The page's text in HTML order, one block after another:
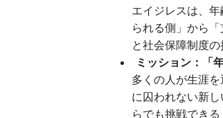
エイジレスは、
られる側」から
と社会保障制度の
ミッション：「
多くの人が生涯
に囚われない新
らでも挑戦でき